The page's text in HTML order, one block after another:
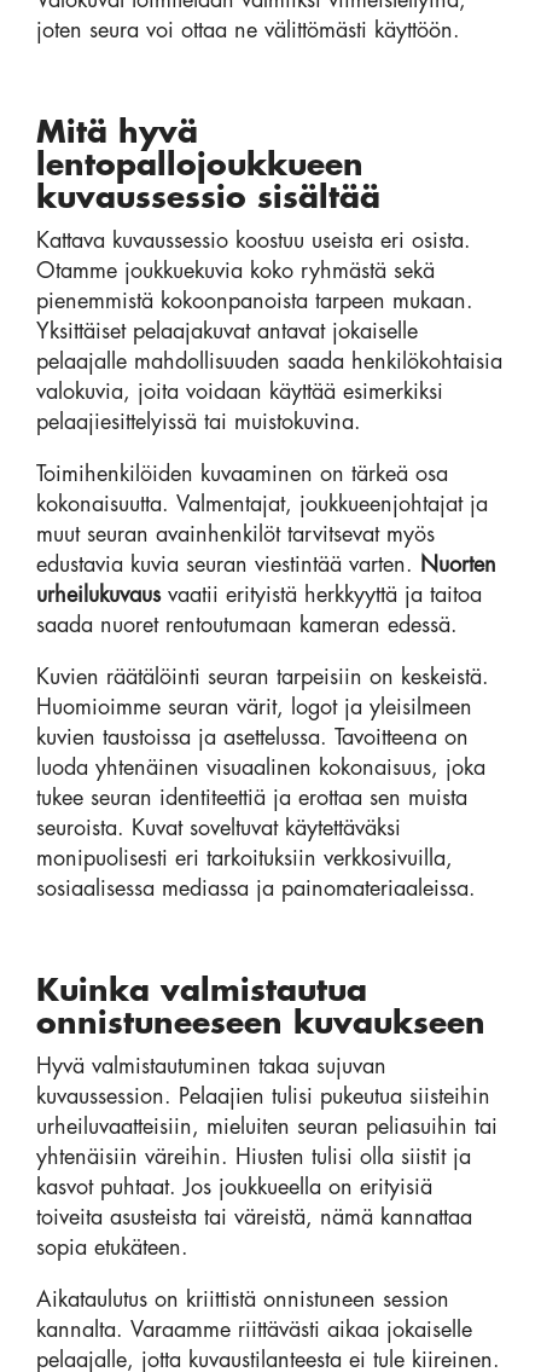
joten seura voi ottaa ne välittömästi käyttöön.
Mitä hyvä
lentopallojoukkueen
kuvaussessio sisältää
Kattava kuvaussessio koostuu useista eri osista.
Otamme joukkuekuvia koko ryhmästä sekä
pienemmistä kokoonpanoista tarpeen mukaan.
Yksittäiset pelaajakuvat antavat jokaiselle
pelaajalle mahdollisuuden saada henkilökohtaisia
valokuvia, joita voidaan käyttää esimerkiksi
pelaajiesittelyissä tai muistokuvina.
Toimihenkilöiden kuvaaminen on tärkeä osa
kokonaisuutta. Valmentajat, joukkueenjohtajat ja
muut seuran avainhenkilöt tarvitsevat myös
edustavia kuvia seuran viestintää varten.
Nuorten
urheilukuvausvaatii erityistä herkkyyttä ja taitoa
saada nuoret rentoutumaan kameran edessä.
Kuvien räätälöinti seuran tarpeisiin on keskeistä.
Huomioimme seuran värit, logot ja yleisilmeen
kuvien taustoissa ja asettelussa. Tavoitteena on
luoda yhtenäinen visuaalinen kokonaisuus, joka
tukee seuran identiteettiä ja erottaa sen muista
seuroista. Kuvat soveltuvat käytettäväksi
monipuolisesti eri tarkoituksiin verkkosivuilla,
sosiaalisessa mediassa ja painomateriaaleissa.
Kuinka valmistautua
onnistuneeseen kuvaukseen
Hyvä valmistautuminen takaa sujuvan
kuvaussession. Pelaajien tulisi pukeutua siisteihin
urheiluvaatteisiin, mieluiten seuran peliasuihin tai
yhtenäisiin väreihin. Hiusten tulisi olla siistit ja
kasvot puhtaat. Jos joukkueella on erityisiä
toiveita asusteista tai väreistä, nämä kannattaa
sopia etukäteen.
Aikataulutus on kriittistä onnistuneen session
kannalta. Varaamme riittävästi aikaa jokaiselle
pelaajalle, jotta kuvaustilanteesta ei tule kiireinen.